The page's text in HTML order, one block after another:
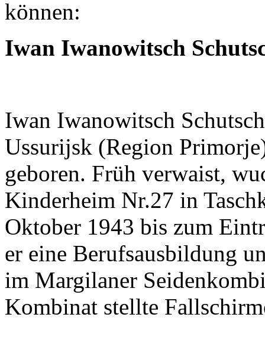
können:
Iwan Iwanowitsch
Iwan Iwanowitsch
Ussurijsk (Region
geboren. Früh verwaist,
Kinderheim Nr.27 in
Oktober 1943 bis zum
er eine Berufsausbildung
im Margilaner
Kombinat stellte